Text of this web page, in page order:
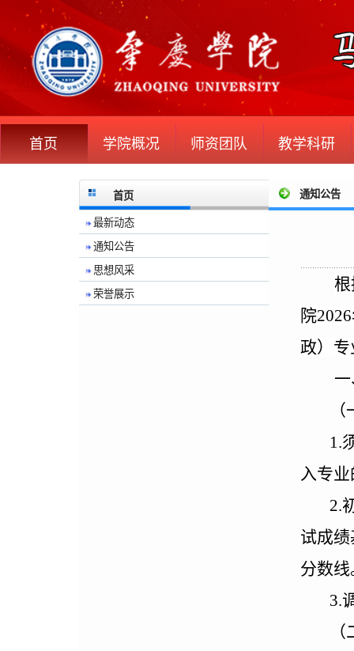
首页 学院概况 师资团队 教学科研
首页
最新动态
通知公告
思想风采
荣誉展示
通知公告
院2026
政）
1.
入专业
2.
试成
分数线
3.